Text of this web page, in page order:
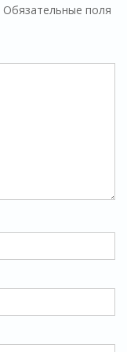
Обязательные поля